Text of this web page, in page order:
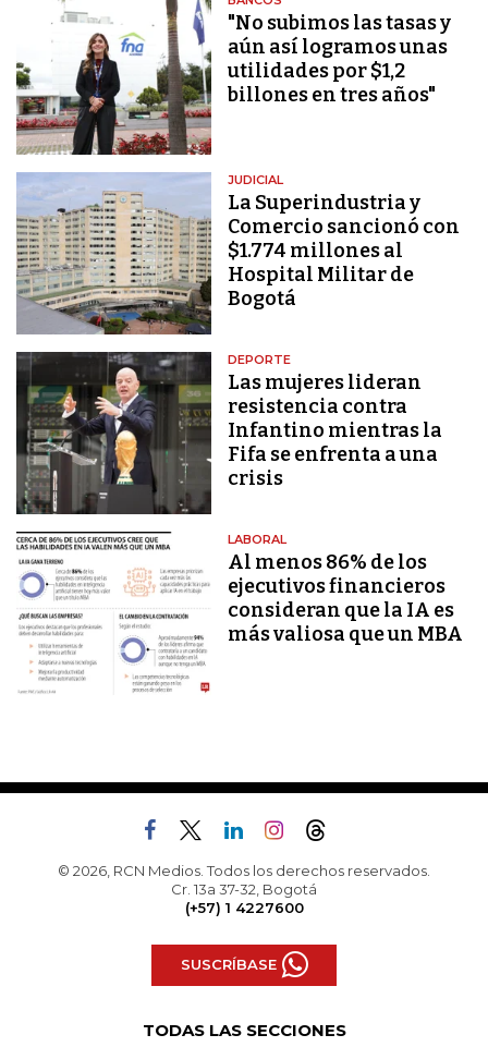
"No subimos las tasas y
aún así logramos unas
utilidades por $1,2
billones en tres años"
JUDICIAL
La Superindustria y
Comercio sancionó con
$1.774 millones al
Hospital Militar de
Bogotá
DEPORTE
Las mujeres lideran
resistencia contra
Infantino mientras la
Fifa se enfrenta a una
crisis
LABORAL
Al menos 86% de los
ejecutivos financieros
consideran que la IA es
más valiosa que un MBA
© 2026, RCN Medios. Todos los derechos reservados.
Cr. 13a 37-32, Bogotá
(+57) 1 4227600
SUSCRÍBASE
TODAS LAS SECCIONES